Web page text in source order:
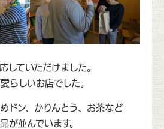
していただけました。
らしいお店でした。
ドン、かりんとう、お茶など
が並んでいます。